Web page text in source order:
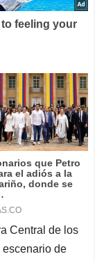
Central de los
escenario de